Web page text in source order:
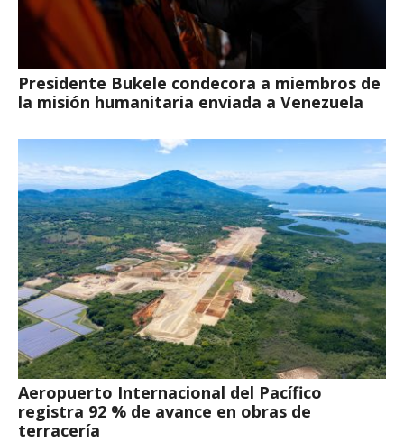
Presidente Bukele condecora a miembros de
la misión humanitaria enviada a Venezuela
Aeropuerto Internacional del Pacífico
registra 92 % de avance en obras de
terracería